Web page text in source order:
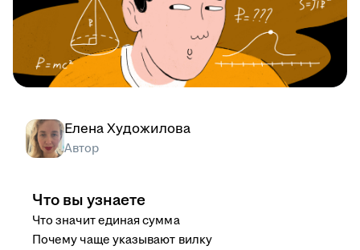
Елена Художилова
Автор
Что вы узнаете
Что значит единая сумма
Почему чаще указывают вилку